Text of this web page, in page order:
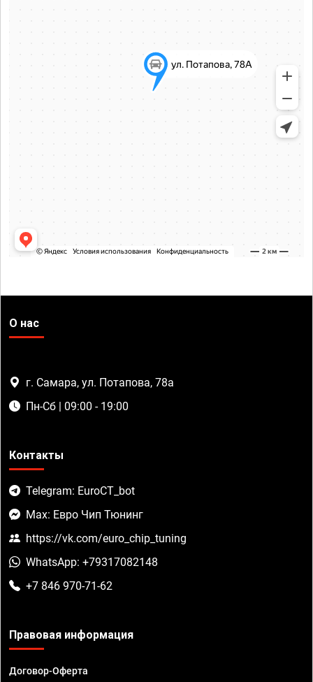
О нас
г. Самара, ул. Потапова, 78а
Пн-Сб | 09:00 - 19:00
Контакты
Telegram: EuroCT_bot
Max: Евро Чип Тюнинг
https://vk.com/euro_chip_tuning
WhatsApp: +79317082148
+7 846 970-71-62
Правовая информация
Договор-Оферта